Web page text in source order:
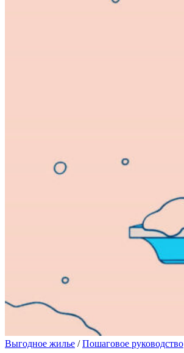
Выгодное жилье /Пошаговое руководство